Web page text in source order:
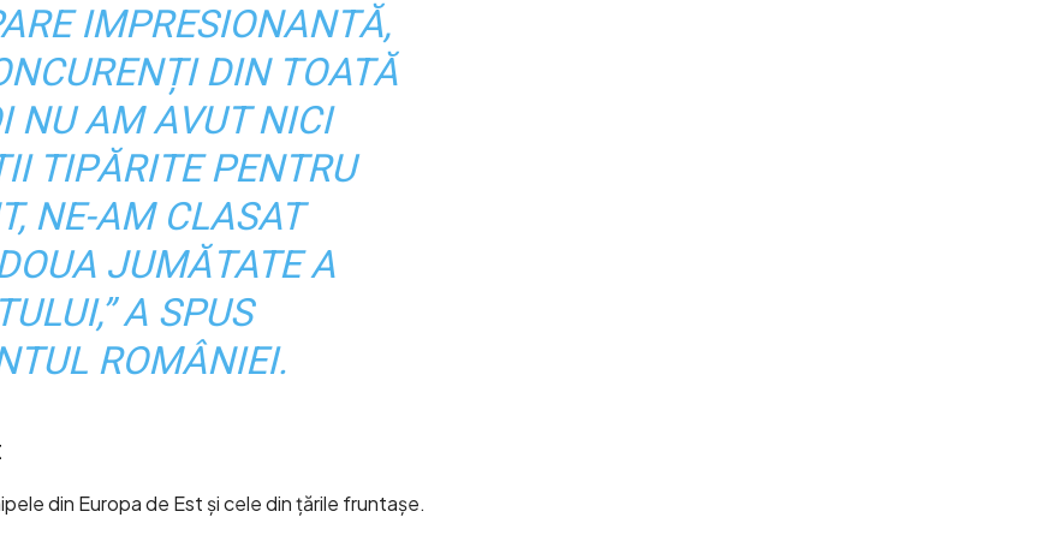
IMPRESIONANTĂ,
DIN TOATĂ
NU AM AVUT NICI
TIPĂRITE PENTRU
NE-AM CLASAT
JUMĂTATE A
A SPUS
ROMÂNIEI.
din Europa de Est și cele din țările fruntașe.